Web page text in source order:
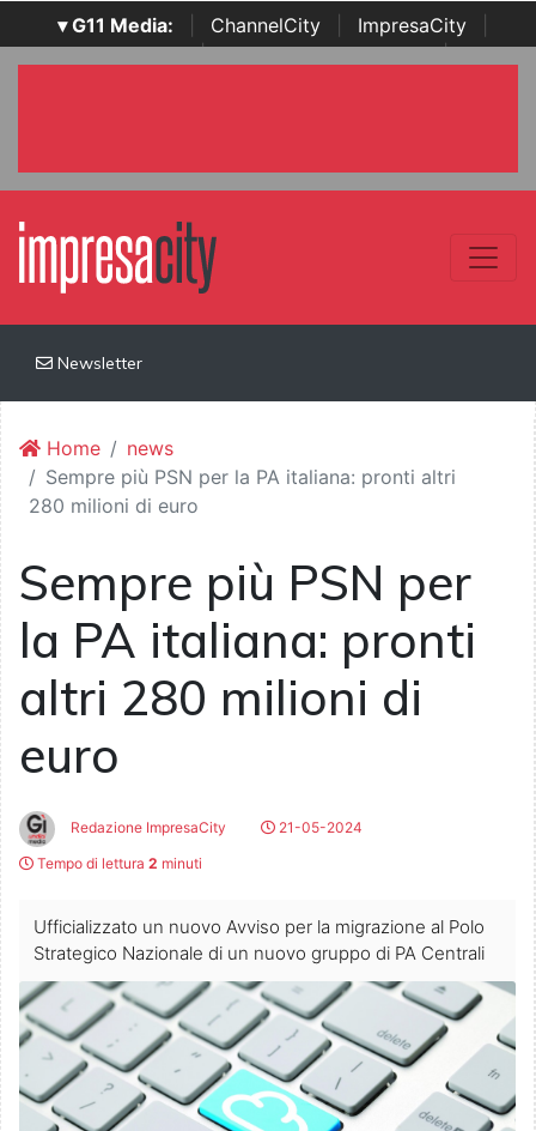
▾ G11 Media: ChannelCity ImpresaCity
SecurityOpenLab | Italian Channel Awards | Italian
Newsletter
Home
news
Sempre più PSN per la PA italiana: pronti altri
280 milioni di euro
Sempre più PSN per
la PA italiana: pronti
altri 280 milioni di
euro
Redazione ImpresaCity
21-05-2024
Tempo di lettura 2 minuti
Ufficializzato un nuovo Avviso per la migrazione al Polo
Strategico Nazionale di un nuovo gruppo di PA Centrali